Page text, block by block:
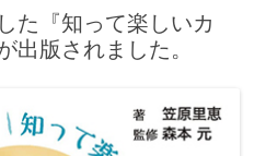
ス
キ
ッ
プ
た『知って楽しいカ
出版されました。